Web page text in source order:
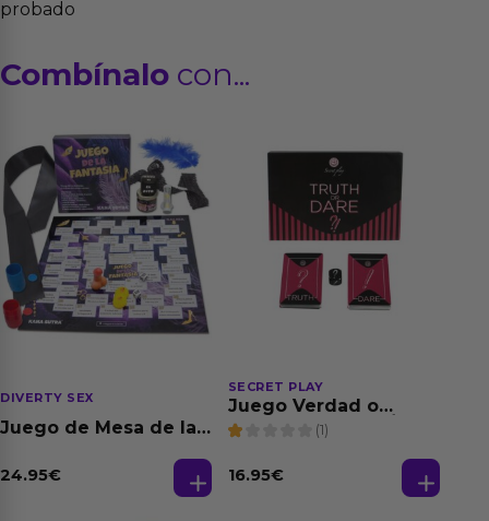
probado
Combínalo con...
DIVERTY SEX
Juego de Mesa de las
24.95€
SECRET PLAY
Juego Verdad o
(1)
16.95€